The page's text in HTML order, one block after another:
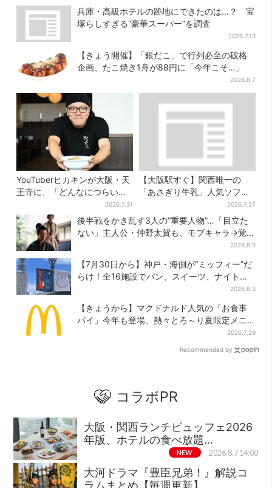
兵庫・高級ホテルの跡地にできたのは…？ 宝
塚らしすぎる“豪華スーパー”を調査
2026.7.13
【きょう開催】「銀だこ」で行列必至の破格
企画、たこ焼き1舟が88円に「今年こそ…」
2026.8.7
YouTuberヒカキンが大阪・天
王寺に、「どんなにつらい時
でも…」ラーメン愛＆兄セイ
キンとの思い出を語る
2026.7.31
【大阪駅すぐ】関西唯一の
「あさぎり牛乳」人気ソフト
クリームが進化…ここだけの
新メニューも仲間入り
2026.7.27
後半戦をかき乱す3人の“重要人物”…「目立た
ない」主人公・仲野太賀も、モブキャラ→覚醒
2026.8.5
【7月30日から】神戸・海側が“ミッフィー”だ
らけ！全16施設でパン、スイーツ、ナイトマ
2026.8.3
【きょうから】マクドナルド人気の「お食事
パイ」今年も登場、熱々とろ～り夏限定メニ
2026.7.29
Recommended by
コラボPR
大阪・関西ランチビュッフェ2026
年版、ホテルの食べ放題…
NEW 2026.8.7 14:00
大河ドラマ『豊臣兄弟！』解説コ
ラムまとめ【毎週更新】